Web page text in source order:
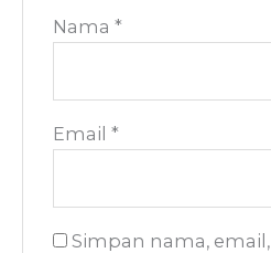
Nama*
Email*
Simpan nama,